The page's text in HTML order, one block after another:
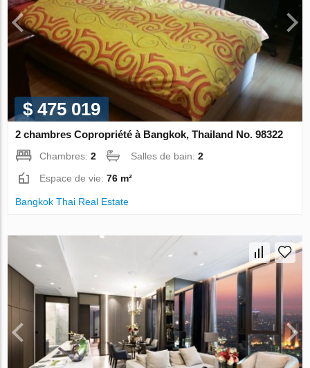
$ 475 019
2 chambres Copropriété à Bangkok, Thailand No. 98322
Chambres:2 Salles de bain:2
Espace de vie:76 m²
Bangkok Thai Real Estate